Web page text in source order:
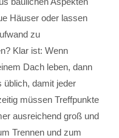
Häuser oder lassen
zu
Klar ist: Wenn
Dach leben, dann
üblich, damit jeder
müssen Treffpunkte
ausreichend groß und
Trennen und zum